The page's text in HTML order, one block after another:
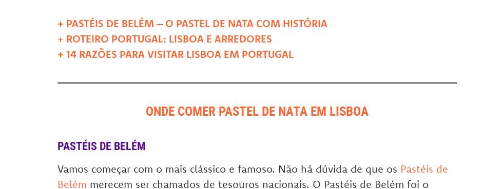
+ PASTÉIS DE BELÉM – O PASTEL DE NATA COM HISTÓRIA
+ ROTEIRO PORTUGAL: LISBOA E ARREDORES
+ 14 RAZÕES PARA VISITAR LISBOA EM PORTUGAL
ONDE COMER PASTEL DE NATA EM LISBOA
PASTÉIS DE BELÉM
Vamos começar com o mais clássico e famoso. Não há dúvida de que os Pastéis de
Belém merecem ser chamados de tesouros nacionais. O Pastéis de Belém foi o